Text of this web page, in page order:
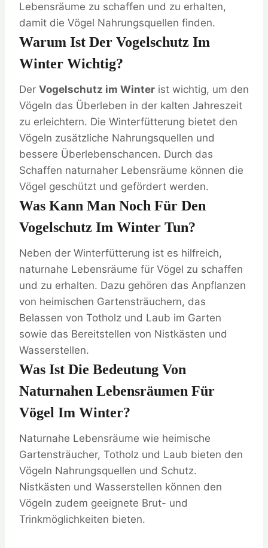
Lebensräume zu schaffen und zu erhalten,
damit die Vögel Nahrungsquellen finden.
Warum Ist Der Vogelschutz Im
Winter Wichtig?
Der Vogelschutz im Winter ist wichtig, um den
Vögeln das Überleben in der kalten Jahreszeit
zu erleichtern. Die Winterfütterung bietet den
Vögeln zusätzliche Nahrungsquellen und
bessere Überlebenschancen. Durch das
Schaffen naturnaher Lebensräume können die
Vögel geschützt und gefördert werden.
Was Kann Man Noch Für Den
Vogelschutz Im Winter Tun?
Neben der Winterfütterung ist es hilfreich,
naturnahe Lebensräume für Vögel zu schaffen
und zu erhalten. Dazu gehören das Anpflanzen
von heimischen Gartensträuchern, das
Belassen von Totholz und Laub im Garten
sowie das Bereitstellen von Nistkästen und
Wasserstellen.
Was Ist Die Bedeutung Von
Naturnahen Lebensräumen Für
Vögel Im Winter?
Naturnahe Lebensräume wie heimische
Gartensträucher, Totholz und Laub bieten den
Vögeln Nahrungsquellen und Schutz.
Nistkästen und Wasserstellen können den
Vögeln zudem geeignete Brut- und
Trinkmöglichkeiten bieten.